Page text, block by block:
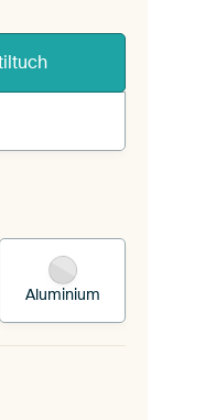
deinen
Aluminium